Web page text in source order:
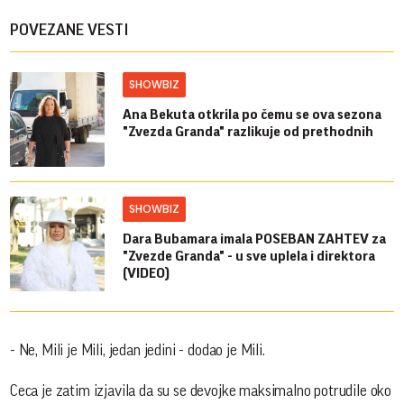
POVEZANE VESTI
SHOWBIZ
Ana Bekuta otkrila po čemu se ova sezona
"Zvezda Granda" razlikuje od prethodnih
SHOWBIZ
Dara Bubamara imala POSEBAN ZAHTEV za
"Zvezde Granda" - u sve uplela i direktora
(VIDEO)
- Ne, Mili je Mili, jedan jedini - dodao je Mili.
Ceca je zatim izjavila da su se devojke maksimalno potrudile oko